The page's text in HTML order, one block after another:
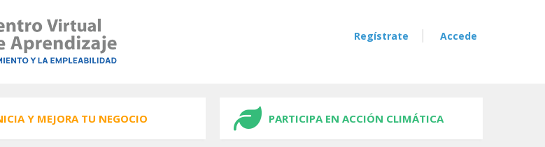
Regístrate Accede
Y MEJORA TU NEGOCIO PARTICIPA EN ACCIÓN CLIMÁTICA